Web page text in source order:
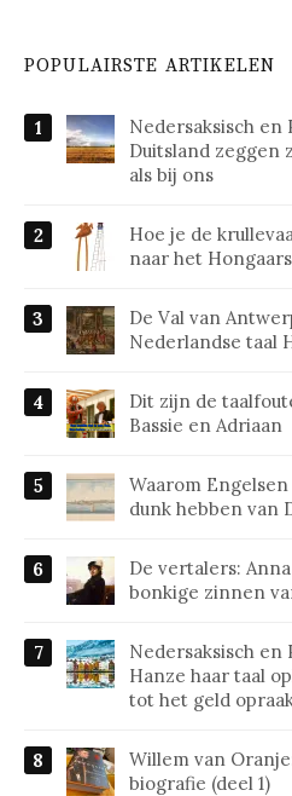
POPULAIRSTE ARTIKELEN
Nedersaksisch en
Duitsland zeggen
als bij ons
Hoe je de
naar het
De Val van
Nederlandse taal
Dit zijn de
Bassie en Adriaan
Waarom
dunk hebben van
De vertalers:
bonkige zinnen
Nedersaksisch en
Hanze haar taal
tot het geld
Willem van
biografie (deel 1)